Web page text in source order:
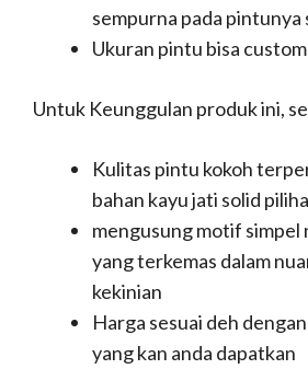
sempurna pada pintunya
Ukuran pintu bisa
Untuk Keunggulan produk ini,
Kulitas pintu kokoh
bahan kayu jati solid
mengusung motif simpel
yang terkemas dalam
kekinian
Harga sesuai deh
yang kan anda dapatkan